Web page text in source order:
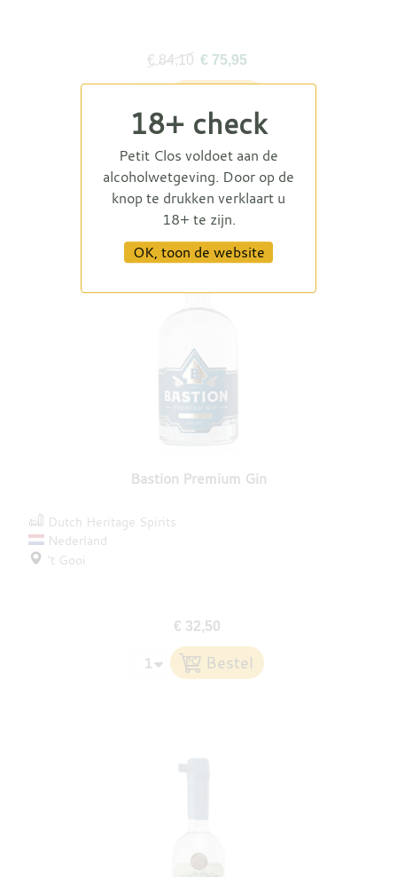
€ 84,10 € 75,95
Bastion Premium Gin
Dutch Heritage Spirits
Nederland
't Gooi
€ 32,50
18+ check
Petit Clos voldoet aan de
alcoholwetgeving. Door op de
knop te drukken verklaart u
18+ te zijn.
OK, toon de website